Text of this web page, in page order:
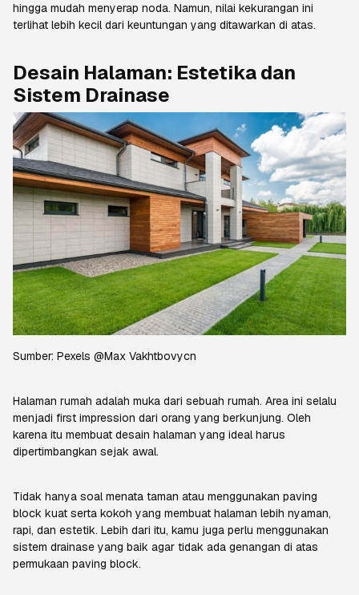
hingga mudah menyerap noda. Namun, nilai kekurangan ini
terlihat lebih kecil dari keuntungan yang ditawarkan di atas.
Desain Halaman: Estetika dan
Sistem Drainase
Sumber: Pexels @Max Vakhtbovycn
Halaman rumah adalah muka dari sebuah rumah. Area ini selalu
menjadi first impression dari orang yang berkunjung. Oleh
karena itu membuat desain halaman yang ideal harus
dipertimbangkan sejak awal.
Tidak hanya soal menata taman atau menggunakan paving
block kuat serta kokoh yang membuat halaman lebih nyaman,
rapi, dan estetik. Lebih dari itu, kamu juga perlu menggunakan
sistem drainase yang baik agar tidak ada genangan di atas
permukaan paving block.